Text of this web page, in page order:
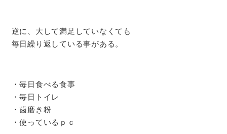
逆に、大して満足していなくても
毎日繰り返している事がある。
・毎日食べる食事
・毎日トイレ
・歯磨き粉
・使っているｐｃ